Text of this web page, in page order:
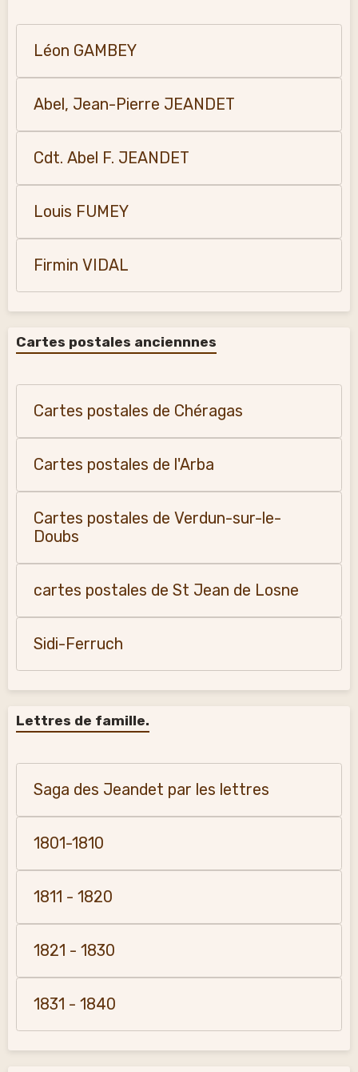
Léon GAMBEY
Abel, Jean-Pierre JEANDET
Cdt. Abel F. JEANDET
Louis FUMEY
Firmin VIDAL
Cartes postales anciennnes
Cartes postales de Chéragas
Cartes postales de l'Arba
Cartes postales de Verdun-sur-le-
Doubs
cartes postales de St Jean de Losne
Sidi-Ferruch
Lettres de famille.
Saga des Jeandet par les lettres
1801-1810
1811 - 1820
1821 - 1830
1831 - 1840